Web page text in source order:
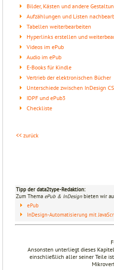
Bilder, Kästen und andere
Aufzählungen und Listen
Tabellen weiterbearbeiten
Hyperlinks erstellen und
Videos im ePub
Audio im ePub
E-Books für Kindle
Vertrieb der elektronischen Bücher
Unterschiede zwischen InDesign
IDPF und ePub3
Checkliste
<< zurück
Tipp der data2type-Redaktion:
Zum Thema ePub & InDesign bieten wir
ePub
InDesign-Automatisierung mit
Ansonsten unterliegt dieses
einschließlich aller seiner Teile